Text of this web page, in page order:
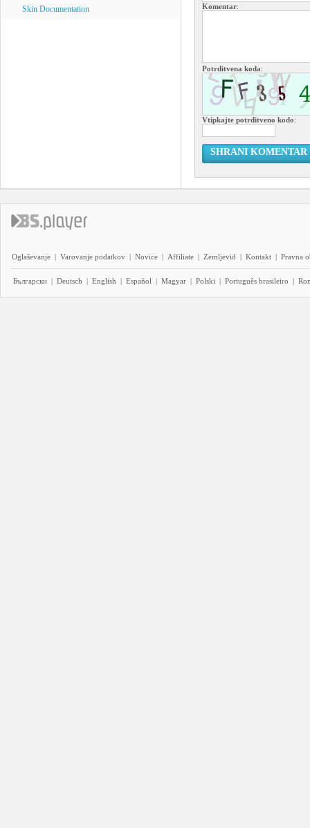
Skin Documentation Komentar:
Potrditvena koda:
Vtipkajte potrditveno kodo:
SHRANI KOMENTAR
Oglaševanje | Varovanje podatkov | Novice | Affiliate | Zemljevid | Kontakt | Pravna
Български | Deutsch | English | Español | Magyar | Polski | Português brasileiro |